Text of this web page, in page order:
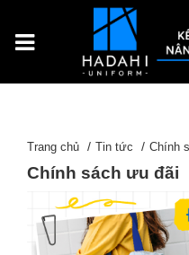
Trang chủ Tin tức Chính
Chính sách ưu đãi